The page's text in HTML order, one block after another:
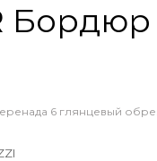
6 глянцевый